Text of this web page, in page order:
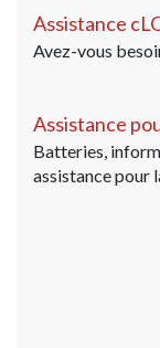
Assistance
Avez-vous
Assistance
Batteries,
assistance pour